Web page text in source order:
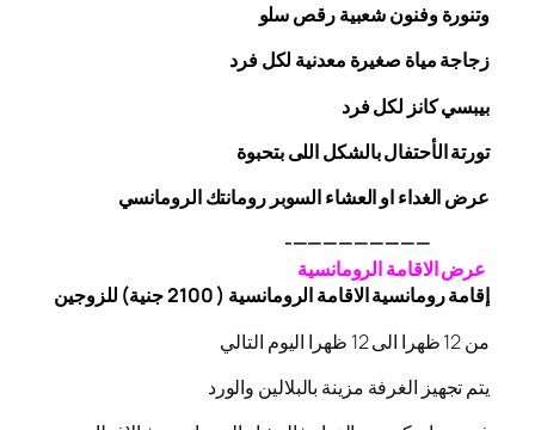
وتنورة وفنون شعبيةرقصسلو
زجاجةمياة صغيرة معدنية لكل فرد
بيبسي كانز لكل فرد
تورتة الأحتفال بالشكل اللى بتحبوة
عرض الغداء او العشاء السوبر رومانتك الرومانسي
—————————-
عرض الاقامة الرومانسية
إقامة رومانسية الاقامة الرومانسية ( 2100 جنية) للزوجين
من 12 ظهرا الى 12 ظهرا اليوم التالي
يتم تجهيز الغرفة مزينة بالبلالين والورد